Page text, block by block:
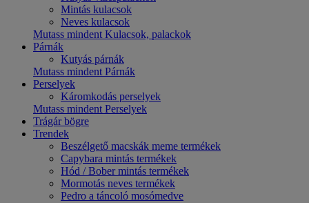
Mintás kulacsok
Neves kulacsok
Mutass mindent Kulacsok, palackok
Párnák
Kutyás párnák
Mutass mindent Párnák
Perselyek
Káromkodás perselyek
Mutass mindent Perselyek
Trágár bögre
Trendek
Beszélgető macskák meme termékek
Capybara mintás termékek
Hód / Bober mintás termékek
Mormotás neves termékek
Pedro a táncoló mosómedve